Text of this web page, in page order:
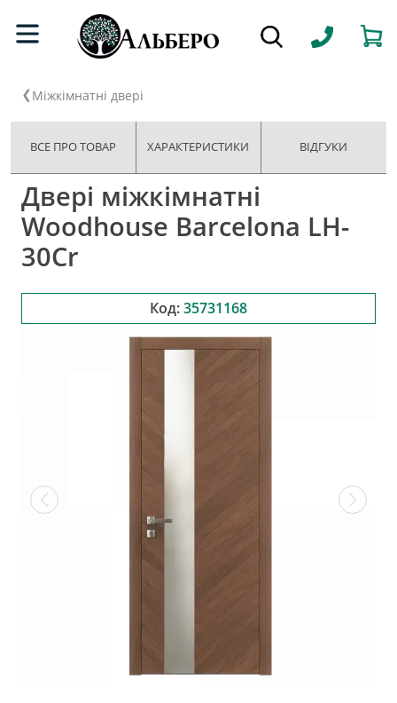
Міжкімнатні двері
ВСЕ ПРО ТОВАР ХАРАКТЕРИСТИКИ ВІДГУКИ
Двері міжкімнатні
Woodhouse Barcelona LH-
30Cr
Код:35731168